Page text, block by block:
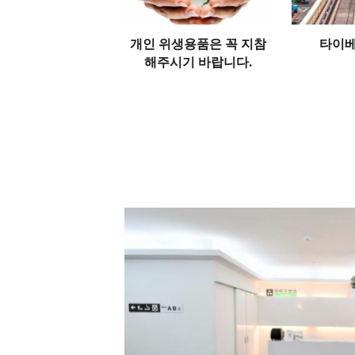
개인 위생용품은 꼭 지참
해주시기 바랍니다.
타이